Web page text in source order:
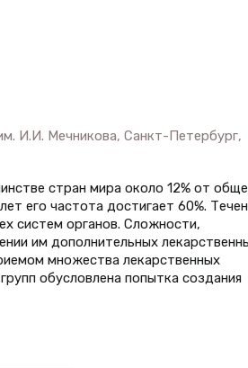
И.И. Мечникова, Санкт-Петербург,
стран мира около 12% от
его частота достигает 60%.
систем органов. Сложности,
им дополнительных
множества лекарственных
обусловлена попытка создания